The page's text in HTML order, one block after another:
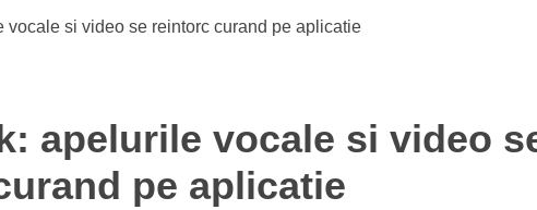
apelurile vocale si video
pe aplicatie